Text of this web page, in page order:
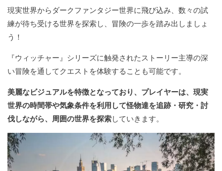
現実世界からダークファンタジー世界に飛び込み、数々の試
練が待ち受ける世界を探索し、冒険の一歩を踏み出しましょ
う！
『ウィッチャー』シリーズに触発されたストーリー主導の深
い冒険を通してクエストを体験することも可能です。
美麗なビジュアルを特徴となっており、プレイヤーは、現実
世界の時間帯や気象条件を利用して怪物達を追跡・研究・討
伐しながら、周囲の世界を探索していきます。